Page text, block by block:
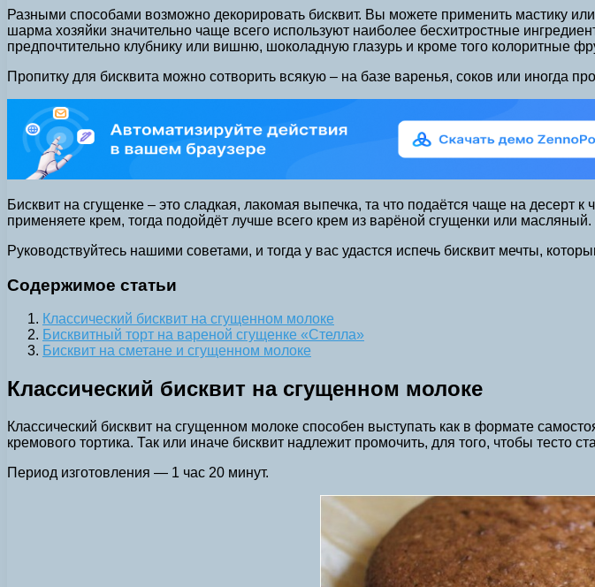
Разными способами возможно декорировать бисквит. Вы можете применить мастику
шарма хозяйки значительно чаще всего используют наиболее бесхитростные
предпочтительно клубнику или вишню, шоколадную глазурь и кроме того колоритные
Пропитку для бисквита можно сотворить всякую – на базе варенья, соков или иногда
Бисквит на сгущенке – это сладкая, лакомая выпечка, та что подаётся чаще на десерт
применяете крем, тогда подойдёт лучше всего крем из варёной сгущенки или масляный.
Руководствуйтесь нашими советами, и тогда у вас удастся испечь бисквит мечты,
Содержимое статьи
Классический бисквит на сгущенном молоке
Бисквитный торт на вареной сгущенке «Стелла»
Бисквит на сметане и сгущенном молоке
Классический бисквит на сгущенном молоке
Классический бисквит на сгущенном молоке способен выступать как в формате
кремового тортика. Так или иначе бисквит надлежит промочить, для того, чтобы тесто
Период изготовления — 1 час 20 минут.